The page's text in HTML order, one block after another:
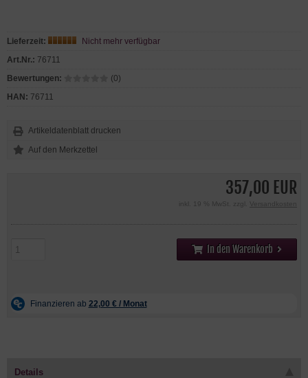
357,00 EUR
inkl. 19 % MwSt. zzgl. Versandkosten
In den Warenkorb
Lieferzeit:
Nicht mehr verfügbar
Art.Nr.: 76711
Bewertungen:
(0)
HAN: 76711
Artikeldatenblatt drucken
Details